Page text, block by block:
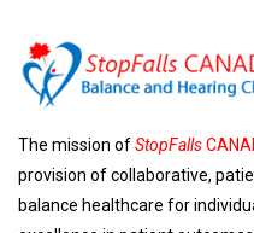
The mission ofStopFalls
provision of collaborative,
balance healthcare for